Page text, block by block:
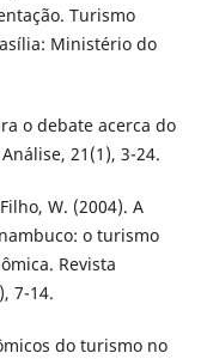
Turismo
Ministério do
o debate acerca do
21(1), 3-24.
W. (2004). A
o turismo
Revista
7-14.
do turismo no